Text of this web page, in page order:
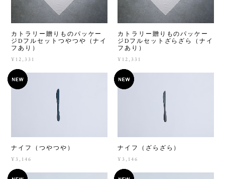
カトラリー贈りものパッケー
ジDフルセットつやつや（ナイ
フあり）
¥12,331
カトラリー贈りものパッケー
ジDフルセットざらざら（ナイ
フあり）
¥12,331
ナイフ（つやつや）
¥3,146
ナイフ（ざらざら）
¥3,146